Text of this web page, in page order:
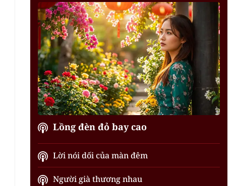
Lồng đèn đỏ bay cao
Lời nói dối của màn đêm
Người già thương nhau